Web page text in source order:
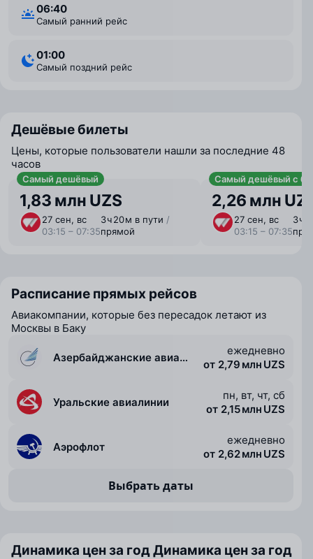
06:40
Самый ранний рейс
01:00
Самый поздний рейс
Дешёвые билеты
Цены, которые пользователи нашли за последние 48
часов
Самый дешёвый
1,83 млн UZS
27 сен, вс
03:15 – 07:35
3 ⁠ч 20 ⁠м в пути /
прямой
Самый дешёвый с
2,26 млн
27 сен, вс
03:15 – 07:35
3 ⁠ч
Расписание прямых рейсов
Авиакомпании, которые без пересадок летают из
Москвы в Баку
Азербайджанские авиалинии (Azal)
ежедневно
от 2,79 млн UZS
Уральские авиалинии
пн, вт, чт, сб
от 2,15 млн UZS
Аэрофлот
ежедневно
от 2,62 млн UZS
Выбрать даты
Динамика цен за годДинамика цен за год